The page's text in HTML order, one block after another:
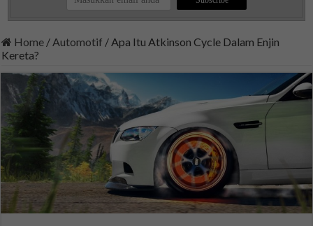
Home / Automotif / Apa Itu Atkinson Cycle Dalam Enjin
Kereta?